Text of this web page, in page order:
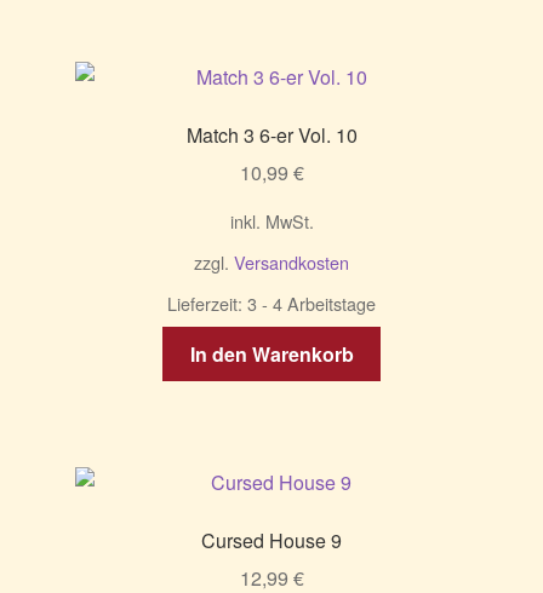
Match 3 6-er Vol. 10
10,99 €
inkl. MwSt.
zzgl. Versandkosten
Lieferzeit: 3 - 4 Arbeitstage
In den Warenkorb
Cursed House 9
12,99 €